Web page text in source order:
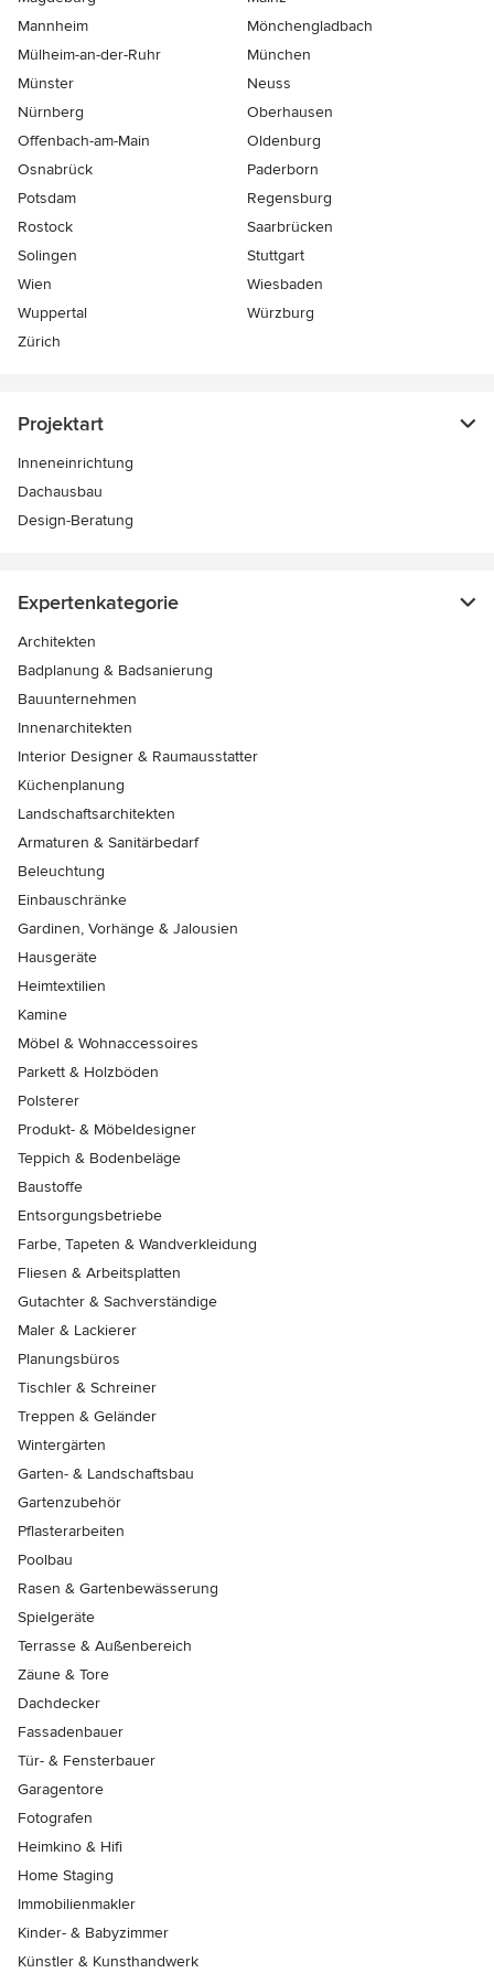
Mannheim
Mönchen­gladbach
Mülheim-an-der-Ruhr
München
Münster
Neuss
Nürnberg
Oberhausen
Offenbach-am-Main
Oldenburg
Osnabrück
Paderborn
Potsdam
Regensburg
Rostock
Saarbrücken
Solingen
Stuttgart
Wien
Wiesbaden
Wuppertal
Würzburg
Zürich
Projektart
Inneneinrichtung
Dachausbau
Design-Beratung
Expertenkategorie
Architekten
Badplanung & Badsanierung
Bauunternehmen
Innenarchitekten
Interior Designer & Raumausstatter
Küchenplanung
Landschaftsarchitekten
Armaturen & Sanitärbedarf
Beleuchtung
Einbauschränke
Gardinen, Vorhänge & Jalousien
Hausgeräte
Heimtextilien
Kamine
Möbel & Wohnaccessoires
Parkett & Holzböden
Polsterer
Produkt- & Möbeldesigner
Teppich & Bodenbeläge
Baustoffe
Entsorgungsbetriebe
Farbe, Tapeten & Wandverkleidung
Fliesen & Arbeitsplatten
Gutachter & Sachverständige
Maler & Lackierer
Planungsbüros
Tischler & Schreiner
Treppen & Geländer
Wintergärten
Garten- & Landschaftsbau
Gartenzubehör
Pflasterarbeiten
Poolbau
Rasen & Gartenbewässerung
Spielgeräte
Terrasse & Außenbereich
Zäune & Tore
Dachdecker
Fassadenbauer
Tür- & Fensterbauer
Garagentore
Fotografen
Heimkino & Hifi
Home Staging
Immobilienmakler
Kinder- & Babyzimmer
Künstler & Kunsthandwerk